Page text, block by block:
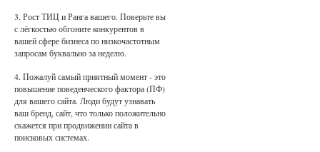
3. Рост ТИЦ и Ранга вашего. Поверьте вы
с лёгкостью обгоните конкурентов в
вашей сфере бизнеса по низкочастотным
запросам буквально за неделю.
4. Пожалуй самый приятный момент - это
повышение поведенческого фактора (ПФ)
для вашего сайта. Люди будут узнавать
ваш бренд, сайт, что только положительно
скажется при продвижении сайта в
поисковых системах.